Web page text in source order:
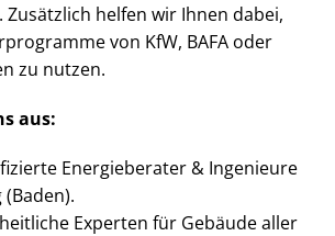
. Zusätzlich helfen wir Ihnen dabei,
von KfW, BAFA oder
zu nutzen.
aus:
Energieberater & Ingenieure
Experten für Gebäude aller